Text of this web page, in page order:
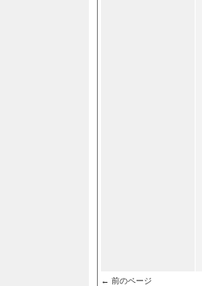
← 前のページ